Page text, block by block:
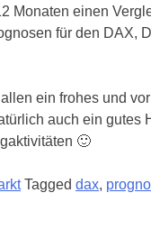
Monaten einen
für den DAX,
ein frohes und
auch ein gutes
🙂
Tagged dax,